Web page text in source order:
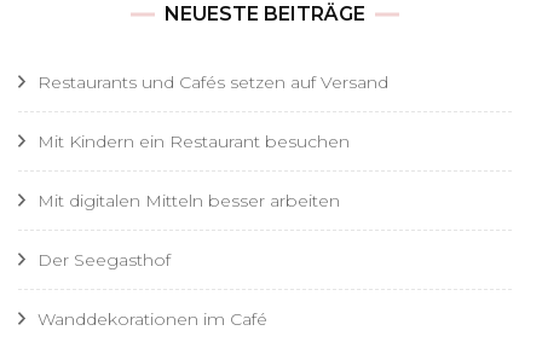
NEUESTE BEITRÄGE
Restaurants und Cafés setzen auf Versand
Mit Kindern ein Restaurant besuchen
Mit digitalen Mitteln besser arbeiten
Der Seegasthof
Wanddekorationen im Café